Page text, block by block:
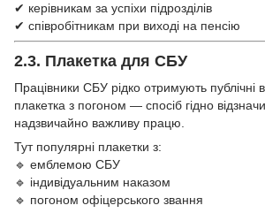
✔ керівникам за успіхи підрозділів
✔ співробітникам при виході на пенсію
2.3. Плакетка для СБУ
Працівники СБУ рідко отримують публічні
плакетка з погоном — спосіб гідно
надзвичайно важливу працю.
Тут популярні плакетки з:
🔹 емблемою СБУ
🔹 індивідуальним наказом
🔹 погоном офіцерського звання